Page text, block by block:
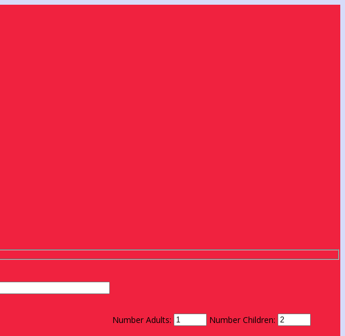
Number Adults: Number Children: